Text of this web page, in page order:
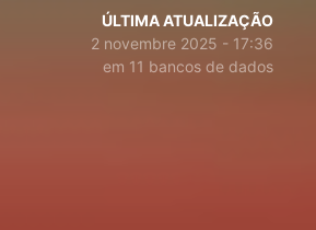
ÚLTIMA ATUALIZAÇÃO
2 novembre 2025 - 17:36
em 11 bancos de dados